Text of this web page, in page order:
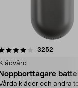
3252
Klädvård
Noppborttagare
kläder och andra
4.5av 5 stjärnor